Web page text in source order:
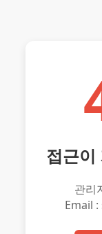
접근이
관리
Email